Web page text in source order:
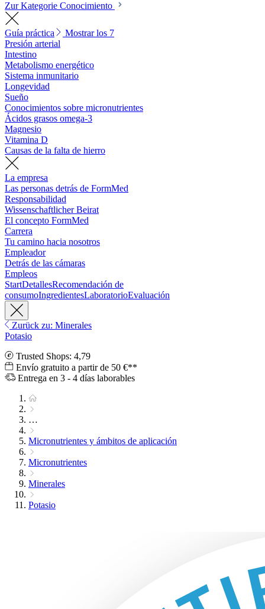
Zur Kategorie Conocimiento
Guía práctica
Mostrar los 7
Presión arterial
Intestino
Metabolismo energético
Sistema inmunitario
Longevidad
Sueño
Conocimientos sobre micronutrientes
Ácidos grasos omega-3
Magnesio
Vitamina D
Causas de la falta de hierro
La empresa
Las personas detrás de FormMed
Responsabilidad
Wissenschaftlicher Beirat
El concepto FormMed
Carrera
Tu camino hacia nosotros
Empleador
Detrás de las cámaras
Empleos
StartDetallesRecomendación de
consumoIngredientesLaboratorioEvaluación
Zurück zu: Minerales
Potasio
Trusted Shops: 4,79
Envío gratuito a partir de 50 €**
Entrega en 3 - 4 días laborables
…
Micronutrientes y ámbitos de aplicación
Micronutrientes
Minerales
Potasio